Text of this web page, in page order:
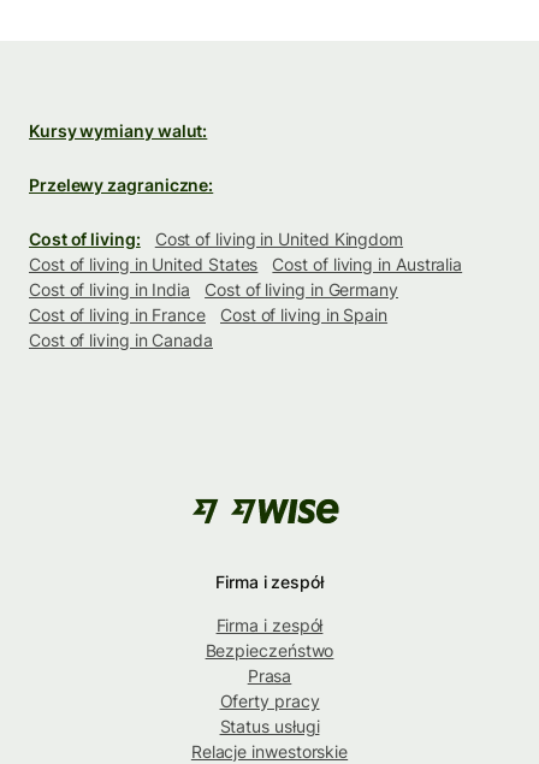
Kursy wymiany walut:
Przelewy zagraniczne:
Cost of living:
Cost of living in United Kingdom
Cost of living in United States
Cost of living in Australia
Cost of living in India
Cost of living in Germany
Cost of living in France
Cost of living in Spain
Cost of living in Canada
Firma i zespół
Firma i zespół
Bezpieczeństwo
Prasa
Oferty pracy
Status usługi
Relacje inwestorskie